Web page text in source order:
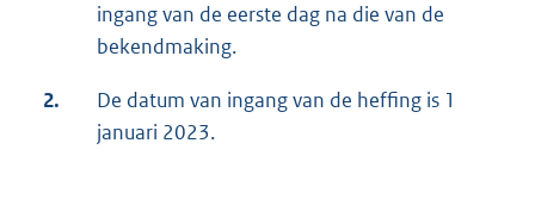
ingang van de eerste dag na die van de
bekendmaking.
2.
De datum van ingang van de heffing is 1
januari 2023.